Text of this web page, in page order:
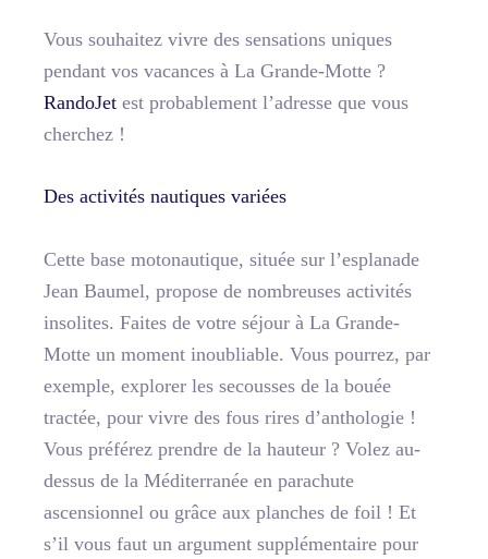
Vous souhaitez vivre des sensations uniques
pendant vos vacances à La Grande-Motte ?
RandoJet est probablement l’adresse que vous
cherchez !
Des activités nautiques variées
Cette base motonautique, située sur l’esplanade
Jean Baumel, propose de nombreuses activités
insolites. Faites de votre séjour à La Grande-
Motte un moment inoubliable. Vous pourrez, par
exemple, explorer les secousses de la bouée
tractée, pour vivre des fous rires d’anthologie !
Vous préférez prendre de la hauteur ? Volez au-
dessus de la Méditerranée en parachute
ascensionnel ou grâce aux planches de foil ! Et
s’il vous faut un argument supplémentaire pour